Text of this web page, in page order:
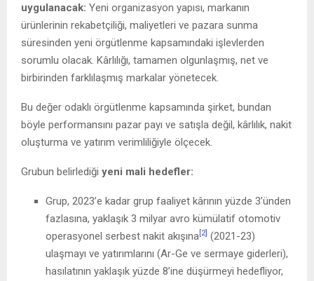
uygulanacak: Yeni organizasyon yapısı, markanın
ürünlerinin rekabetçiliği, maliyetleri ve pazara sunma
süresinden yeni örgütlenme kapsamındaki işlevlerden
sorumlu olacak. Kârlılığı, tamamen olgunlaşmış, net ve
birbirinden farklılaşmış markalar yönetecek.
Bu değer odaklı örgütlenme kapsamında şirket, bundan
böyle performansını pazar payı ve satışla değil, kârlılık, nakit
oluşturma ve yatırım verimliliğiyle ölçecek.
Grubun belirlediği yeni mali hedefler:
Grup, 2023’e kadar grup faaliyet kârının yüzde 3’ünden
fazlasına, yaklaşık 3 milyar avro kümülatif otomotiv
operasyonel serbest nakit akışına [2] (2021-23)
ulaşmayı ve yatırımlarını (Ar-Ge ve sermaye giderleri),
hasılatının yaklaşık yüzde 8’ine düşürmeyi hedefliyor,